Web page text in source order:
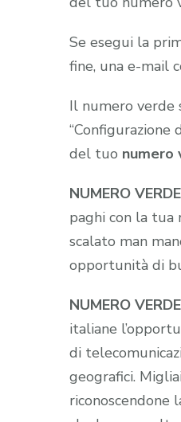
Se esegui la
fine, una e-mail
Il numero verde
“Configurazione
del tuo numero
NUMERO
paghi con la tua
scalato man
opportunità di
NUMERO
italiane
di
geografici.
riconoscendone